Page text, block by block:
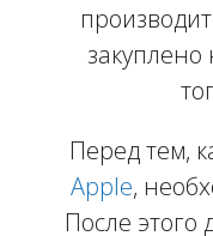
Перед тем,
Apple,
После этого